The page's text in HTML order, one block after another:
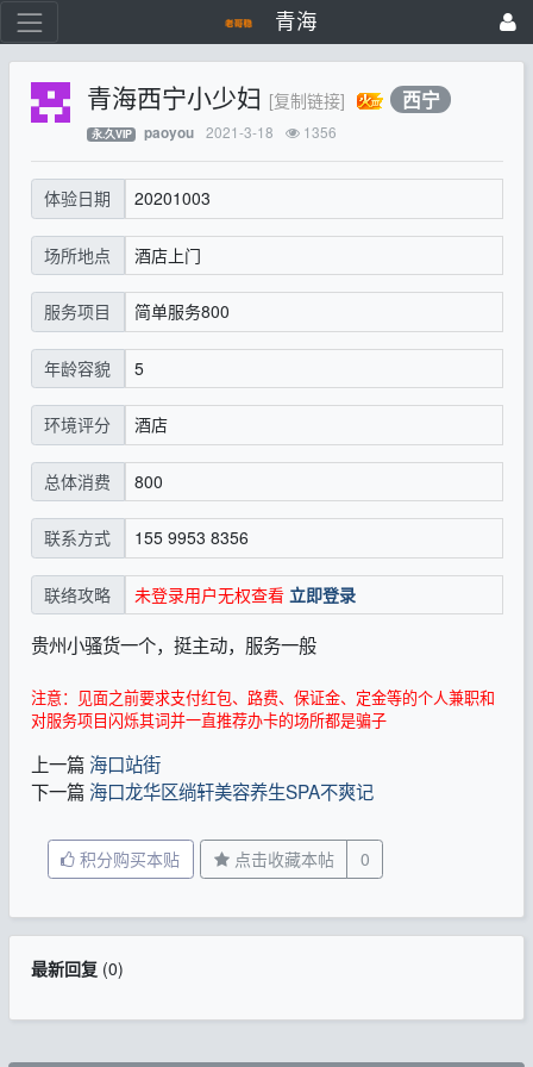
青海
青海西宁小少妇 [复制链接] 西宁
永.久VIP paoyou 2021-3-18 1356
体验日期 20201003
场所地点 酒店上门
服务项目 简单服务800
年龄容貌 5
环境评分 酒店
总体消费 800
联系方式 155 9953 8356
联络攻略 未登录用户无权查看 立即登录
贵州小骚货一个，挺主动，服务一般
注意：见面之前要求支付红包、路费、保证金、定金等的个人兼职和
对服务项目闪烁其词并一直推荐办卡的场所都是骗子
上一篇 海口站街
下一篇 海口龙华区绱轩美容养生SPA不爽记
积分购买本贴 点击收藏本帖 0
最新回复(0)